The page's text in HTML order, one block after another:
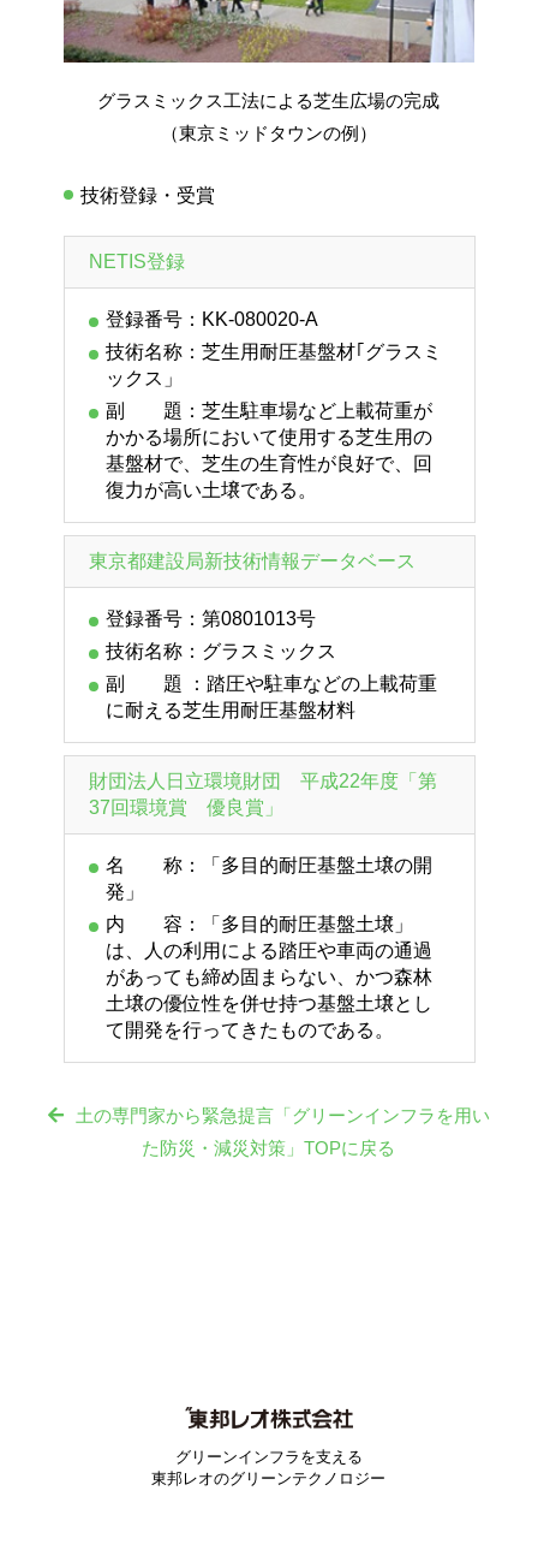
グラスミックス工法による芝生広場の完成
（東京ミッドタウンの例）
技術登録・受賞
NETIS登録
登録番号：KK-080020-A
技術名称：芝生用耐圧基盤材｢グラスミ
ックス」
副 題：芝生駐車場など上載荷重が
かかる場所において使用する芝生用の
基盤材で、芝生の生育性が良好で、回
復力が高い土壌である。
東京都建設局新技術情報データベース
登録番号：第0801013号
技術名称：グラスミックス
副 題 ：踏圧や駐車などの上載荷重
に耐える芝生用耐圧基盤材料
財団法人日立環境財団 平成22年度「第
37回環境賞 優良賞」
名 称：「多目的耐圧基盤土壌の開
発」
内 容：「多目的耐圧基盤土壌」
は、人の利用による踏圧や車両の通過
があっても締め固まらない、かつ森林
土壌の優位性を併せ持つ基盤土壌とし
て開発を行ってきたものである。
土の専門家から緊急提言「グリーンインフラを用い
た防災・減災対策」TOPに戻る
グリーンインフラを支える
東邦レオのグリーンテクノロジー